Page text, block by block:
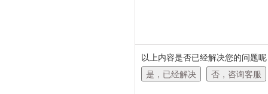
以上内容是否已经解决您的问题